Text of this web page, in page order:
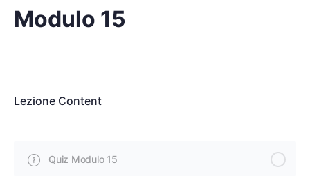
Modulo 15
Lezione Content
Quiz Modulo 15